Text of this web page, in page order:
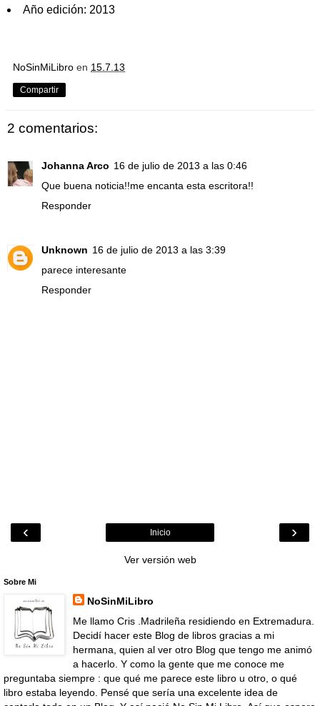
Año edición: 2013
NoSinMiLibro en 15.7.13
Compartir
2 comentarios:
Johanna Arco 16 de julio de 2013 a las 0:46
Que buena noticia!!me encanta esta escritora!!
Responder
Unknown 16 de julio de 2013 a las 3:39
parece interesante
Responder
‹ ›
Inicio
Ver versión web
Sobre Mi
NoSinMiLibro
Me llamo Cris .Madrileña residiendo en Extremadura.
Decidí hacer este Blog de libros gracias a mi
hermana, quien al ver otro Blog que tengo me animó
a hacerlo. Y como la gente que me conoce me
preguntaba siempre : que qué me parece este libro u otro, o qué
libro estaba leyendo. Pensé que sería una excelente idea de